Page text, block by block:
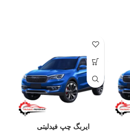
ایربگ چپ فیدلیتی